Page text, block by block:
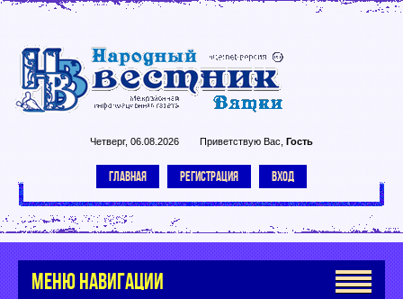
Четверг, 06.08.2026 Приветствую Вас Гость
ГЛАВНАЯ РЕГИСТРАЦИЯ ВХОД
МЕНЮ НАВИГАЦИИ